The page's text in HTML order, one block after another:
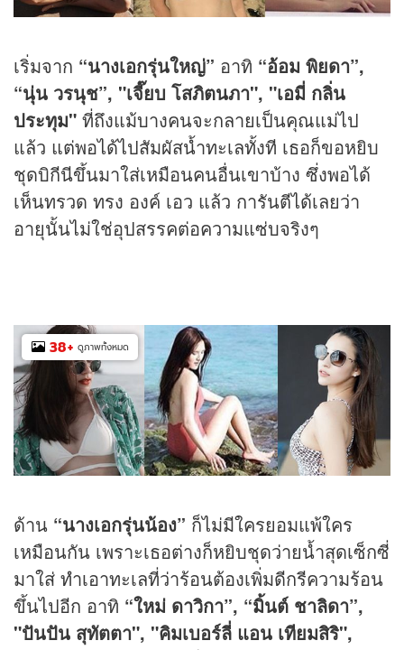
เริ่มจาก “นางเอกรุ่นใหญ่” อาทิ “อ้อม พิยดา”,
“นุ่น วรนุช”, "เจี๊ยบ โสภิตนภา", "เอมี่ กลิ่น
ประทุม" ที่ถึงแม้บางคนจะกลายเป็นคุณแม่ไป
แล้ว แต่พอได้ไปสัมผัสน้ำทะเลทั้งที เธอก็ขอหยิบ
ชุดบิกีนีขึ้นมาใส่เหมือนคนอื่นเขาบ้าง ซึ่งพอได้
เห็นทรวด ทรง องค์ เอว แล้ว การันตีได้เลยว่า
อายุนั้นไม่ใช่อุปสรรคต่อความแซ่บจริงๆ
38+ ดูภาพทั้งหมด
ด้าน “นางเอกรุ่นน้อง” ก็ไม่มีใครยอมแพ้ใคร
เหมือนกัน เพราะเธอต่างก็หยิบชุดว่ายน้ำสุดเซ็กซี่
มาใส่ ทำเอาทะเลที่ว่าร้อนต้องเพิ่มดีกรีความร้อน
ขึ้นไปอีก อาทิ “ใหม่ ดาวิกา”, “มิ้นต์ ชาลิดา”,
"ปันปัน สุทัตตา", "คิมเบอร์ลี่ แอน เทียมสิริ",